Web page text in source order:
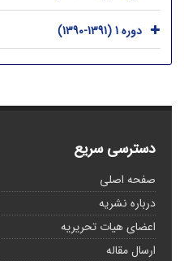
دوره 1 (1391-1390)
دسترسی سریع
صفحه اصلی
درباره نشریه
اعضای هیات تحریریه
ارسال مقاله